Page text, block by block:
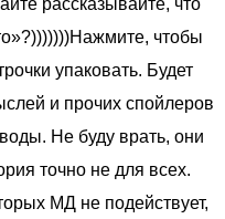
рассказывайте, что
чтобы
упаковать. Будет
и прочих спойлеров
Не буду врать, они
точно не для всех.
МД не подействует,